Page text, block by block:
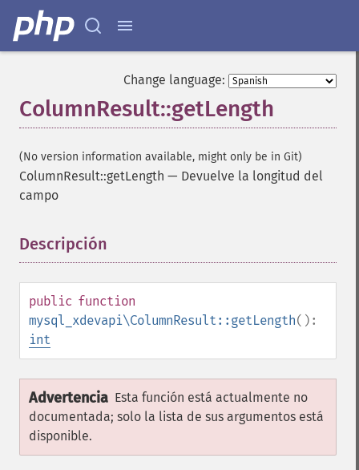
Change language:
ColumnResult::getLength
(No version information available, might only be in Git)
ColumnResult::getLength — Devuelve la longitud del
campo
Descripción
public function
mysql_xdevapi\ColumnResult::getLength():
int
Advertencia Esta función está actualmente no
documentada; solo la lista de sus argumentos está
disponible.